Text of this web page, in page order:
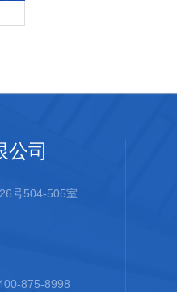
公司
号504-505室
875-8998